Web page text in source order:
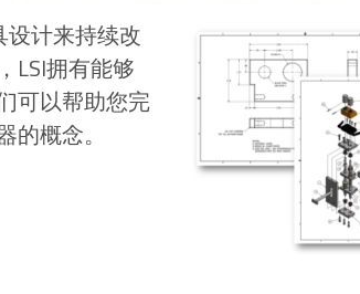
设计来持续改
LSI拥有能够
可以帮助您完
概念。